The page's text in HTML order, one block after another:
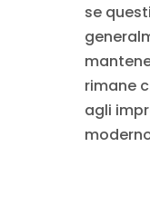
se
rimane
agli